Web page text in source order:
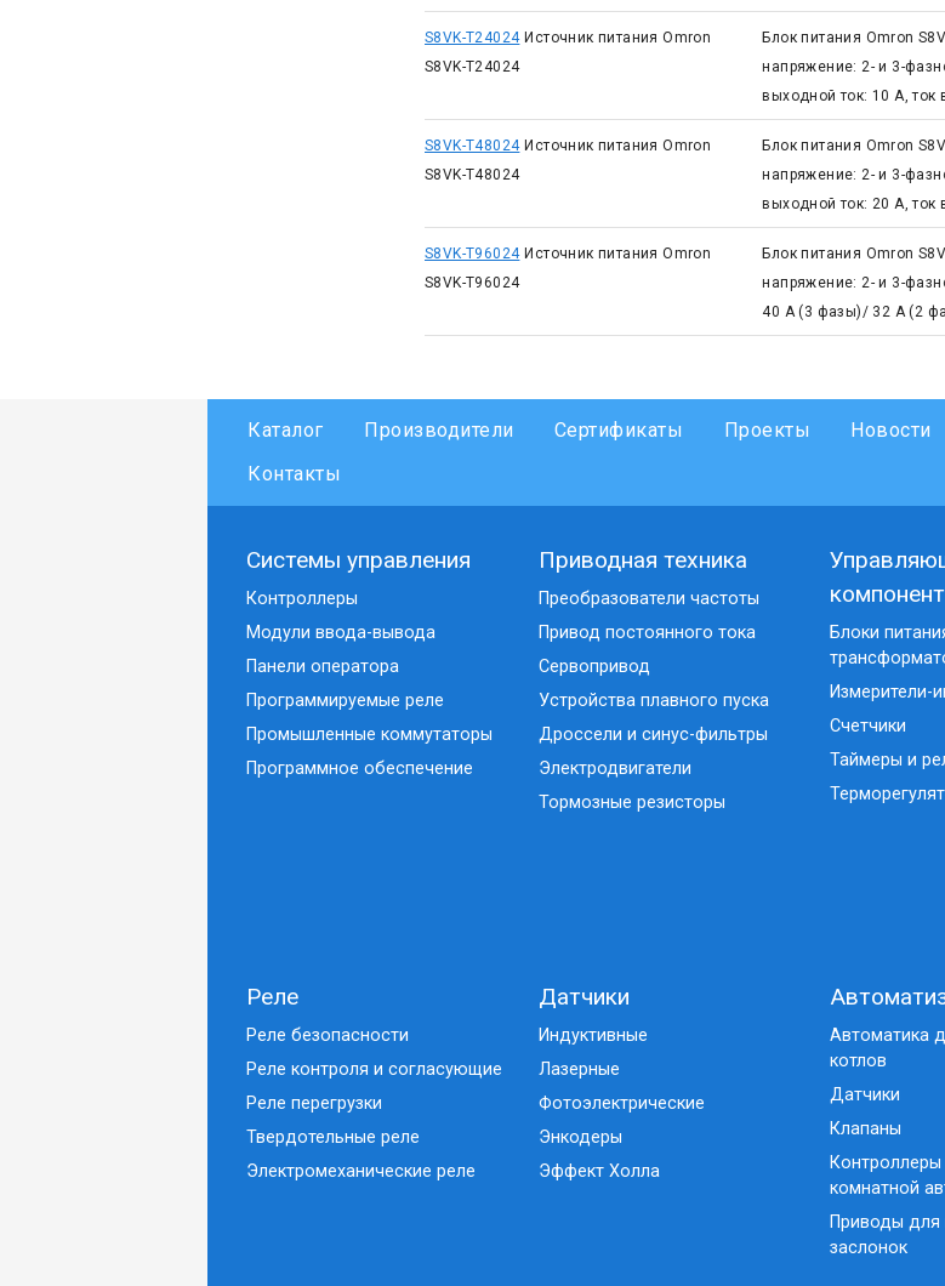
S8VK-T24024 Источник питания Omron
S8VK-T24024
Блок питания Omron
напряжение: 2- и 3-
выходной ток: 10 А, ток
S8VK-T48024 Источник питания Omron
S8VK-T48024
Блок питания Omron
напряжение: 2- и 3-
выходной ток: 20 А, ток
S8VK-T96024 Источник питания Omron
S8VK-T96024
Блок питания Omron
напряжение: 2- и 3-
40 А (3 фазы)/ 32 А (2
Каталог Производители Сертификаты Проекты Новости
Контакты
Системы управления
Контроллеры
Модули ввода-вывода
Панели оператора
Программируемые реле
Промышленные коммутаторы
Программное обеспечение
Приводная техника
Преобразователи частоты
Привод постоянного тока
Сервопривод
Устройства плавного пуска
Дроссели и синус-фильтры
Электродвигатели
Тормозные резисторы
Блоки
Измерители-
Счетчики
Таймеры и
Реле
Реле безопасности
Реле контроля и согласующие
Реле перегрузки
Твердотельные реле
Электромеханические реле
Датчики
Индуктивные
Лазерные
Фотоэлектрические
Энкодеры
Эффект Холла
Автоматика
котлов
Датчики
Клапаны
комнатной
Приводы для
заслонок